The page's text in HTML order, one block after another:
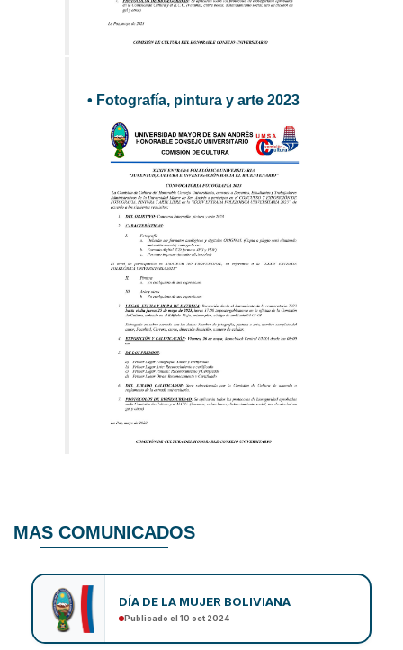
• Fotografía, pintura y arte 2023
MAS COMUNICADOS
DÍA DE LA MUJER BOLIVIANA
Publicado el 10 oct 2024